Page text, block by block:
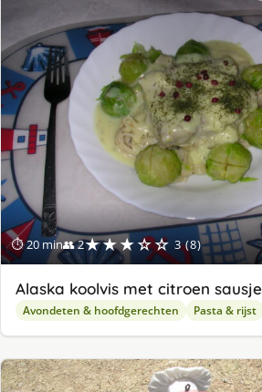
⏱ 20 min👥 2★★★☆☆ 3 (8)
Alaska koolvis met citroen sausje
Avondeten & hoofdgerechten Pasta & rijst